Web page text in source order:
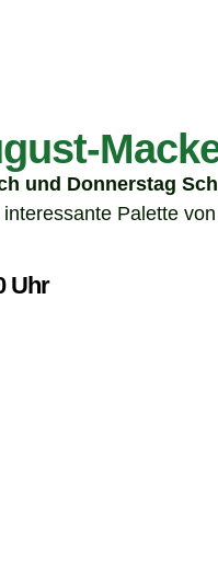
und Donnerstag
Palette
Uhr